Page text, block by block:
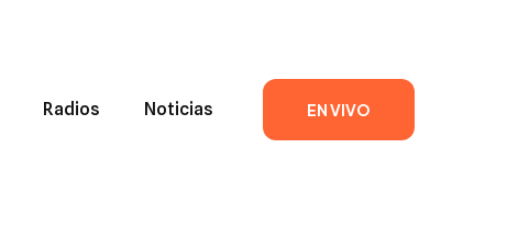
Radios Noticias EN VIVO